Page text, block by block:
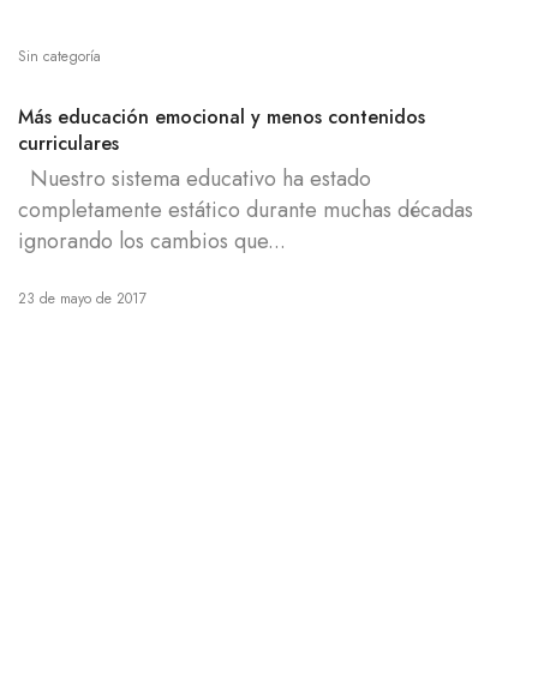
Sin categoría
Más educación emocional y menos contenidos
curriculares
Nuestro sistema educativo ha estado
completamente estático durante muchas décadas
ignorando los cambios que...
23 de mayo de 2017